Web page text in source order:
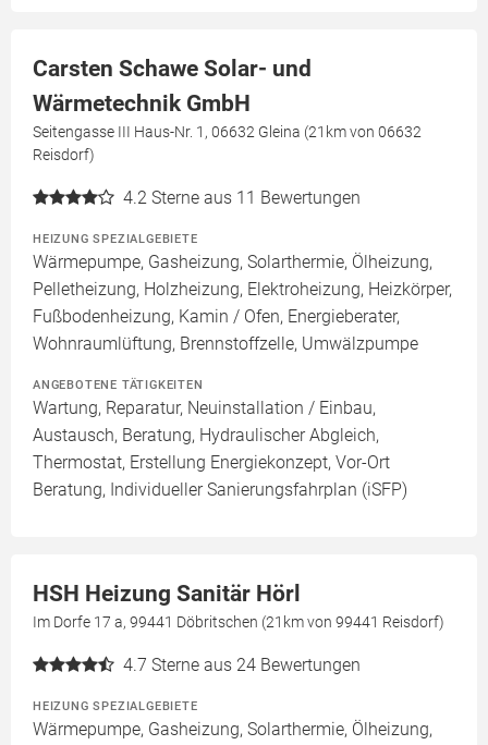
Carsten Schawe Solar- und
Wärmetechnik GmbH
Seitengasse III Haus-Nr. 1, 06632 Gleina (21km von 06632
Reisdorf)
4.2 Sterne aus 11 Bewertungen
HEIZUNG SPEZIALGEBIETE
Wärmepumpe, Gasheizung, Solarthermie, Ölheizung,
Pelletheizung, Holzheizung, Elektroheizung, Heizkörper,
Fußbodenheizung, Kamin / Ofen, Energieberater,
Wohnraumlüftung, Brennstoffzelle, Umwälzpumpe
ANGEBOTENE TÄTIGKEITEN
Wartung, Reparatur, Neuinstallation / Einbau,
Austausch, Beratung, Hydraulischer Abgleich,
Thermostat, Erstellung Energiekonzept, Vor-Ort
Beratung, Individueller Sanierungsfahrplan (iSFP)
HSH Heizung Sanitär Hörl
Im Dorfe 17 a, 99441 Döbritschen (21km von 99441 Reisdorf)
4.7 Sterne aus 24 Bewertungen
HEIZUNG SPEZIALGEBIETE
Wärmepumpe, Gasheizung, Solarthermie, Ölheizung,